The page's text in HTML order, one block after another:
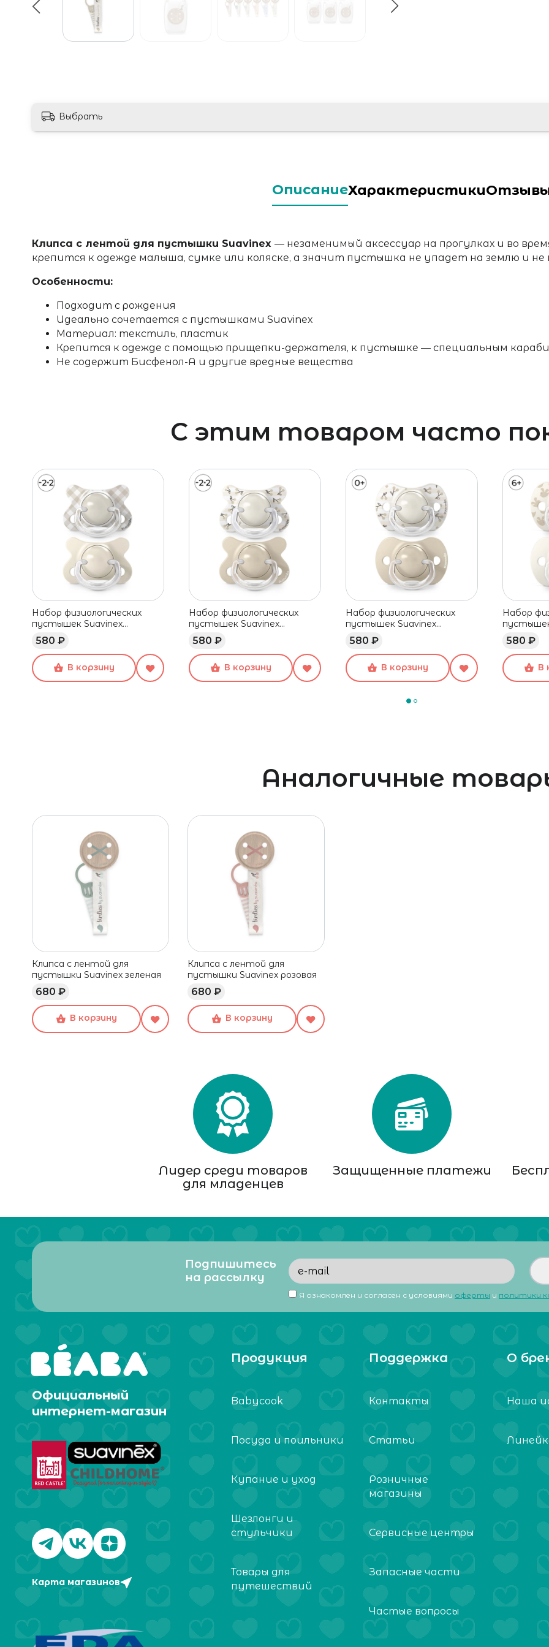
Выбрать
ОписаниеХарактеристики
Клипса с лентой для пустышки Suavinex — незаменимый аксессуар на прогулках и во
крепится к одежде малыша, сумке или коляске, а значит пустышка не упадет на землю и не
Особенности:
Подходит с рождения
Идеально сочетается с пустышками Suavinex
Материал: текстиль, пластик
Крепится к одежде с помощью прищепки-держателя, к пустышке — специальным
Не содержит Бисфенол-А и другие вредные вещества
С этим товаром часто
Набор физиологических
пустышек Suavinex
бежевый, -2/2 мес, 2 шт
580 ₽
В корзину
Набор физиологических
пустышек Suavinex
бежевый, -2/2 мес, 2 шт
580 ₽
В корзину
Набор физиологических
пустышек Suavinex
бежевый, 0-6 мес, 2 шт
580 ₽
В корзину
Набор
бежевый,
580 ₽
В
Аналогичные
Клипса c лентой для
пустышки Suavinex зеленая
680 ₽
В корзину
Клипса c лентой для
пустышки Suavinex розовая
680 ₽
В корзину
Лидер среди товаров
для младенцев
Защищенные платежи
Подпишитесь
на рассылку
Я ознакомлен и согласен с условиями оферты и политики
Официальный
интернет-магазин
Карта магазинов
Продукция
Babycook
Посуда и поильники
Купание и уход
Шезлонги и
стульчики
Товары для
путешествий
Поддержка
Контакты
Статьи
Розничные
магазины
Сервисные центры
Запасные части
Частые вопросы
О
Наша